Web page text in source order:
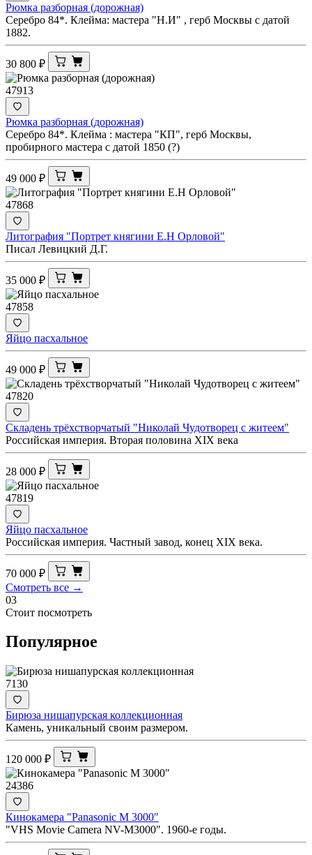
Рюмка разборная (дорожная)
Серебро 84*. Клейма: мастера "Н.И" , герб Москвы с датой
1882.
30 800 ₽
47913
Рюмка разборная (дорожная)
Серебро 84*. Клейма : мастера "КП", герб Москвы,
пробирного мастера с датой 1850 (?)
49 000 ₽
47868
Литография "Портрет княгини Е.Н Орловой"
Писал Левицкий Д.Г.
35 000 ₽
47858
Яйцо пасхальное
49 000 ₽
47820
Складень трёхстворчатый "Николай Чудотворец с житеем"
Российская империя. Вторая половина XIX века
28 000 ₽
47819
Яйцо пасхальное
Российская империя. Частный завод, конец XIX века.
70 000 ₽
Смотреть все →
03
Стоит посмотреть
Популярное
7130
Бирюза нишапурская коллекционная
Камень, уникальный своим размером.
120 000 ₽
24386
Кинокамера "Panasonic M 3000"
"VHS Movie Camera NV-M3000". 1960-е годы.